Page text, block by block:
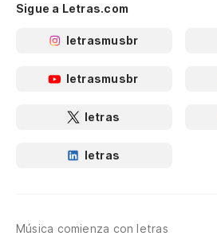
Sigue a Letras.com
letrasmusbr
letrasmusbr
letras
letras
Música comienza con letras